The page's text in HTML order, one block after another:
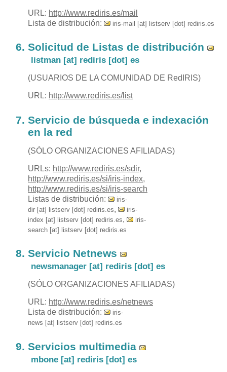
URL: http://www.rediris.es/mail
Lista de distribución:
iris-mail [at] listserv [dot] rediris.es
Solicitud de Listas de distribución
listman [at] rediris [dot] es
(USUARIOS DE LA COMUNIDAD DE RedIRIS)
URL: http://www.rediris.es/list
Servicio de búsqueda e indexación
en la red
(SÓLO ORGANIZACIONES AFILIADAS)
URLs: http://www.rediris.es/sdir,
http://www.rediris.es/si/iris-index,
http://www.rediris.es/si/iris-search
Listas de distribución:
iris-
dir [at] listserv [dot] rediris.es,
iris-
index [at] listserv [dot] rediris.es,
iris-
search [at] listserv [dot] rediris.es
Servicio Netnews
newsmanager [at] rediris [dot] es
(SÓLO ORGANIZACIONES AFILIADAS)
URL: http://www.rediris.es/netnews
Lista de distribución:
iris-
news [at] listserv [dot] rediris.es
Servicios multimedia
mbone [at] rediris [dot] es